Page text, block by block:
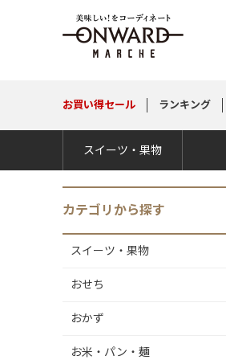
お買い得セール ランキング
スイーツ・果物
カテゴリから探す
スイーツ・果物
おせち
おかず
お米・パン・麺